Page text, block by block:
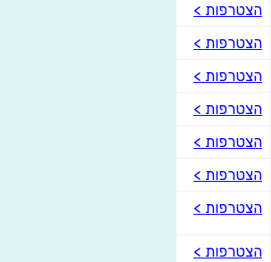
הצטרפות >
הצטרפות >
הצטרפות >
הצטרפות >
הצטרפות >
הצטרפות >
הצטרפות >
הצטרפות >